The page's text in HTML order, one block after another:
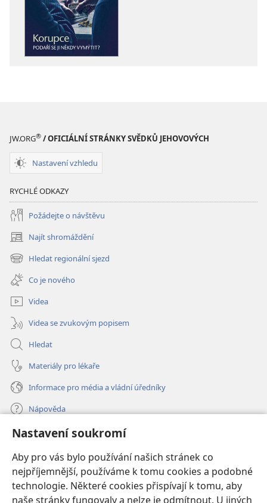
Nastavení soukromí
Aby pro vás bylo používání našich stránek co
nejpříjemnější, používáme k tomu cookies a podobné
technologie. Některé cookies přispívají k tomu, aby
naše stránky fungovaly a nelze je odmítnout. U jiných
JW.ORG® / OFICIÁLNÍ STRÁNKY SVĚDKŮ JEHOVOVÝCH
Nastavení vzhledu
RYCHLÉ ODKAZY
Požádejte o návštěvu
Najít shromáždění
(otevřeno
nové
okno)
Hledat regionální sjezd
(otevřeno
nové
okno)
Co je nového
Videa
Videa se zvukovým popisem
Hledat
Materiály pro lékaře
Informace pro média a vládní úředníky
Nápověda
Dary
nové
okno) ONLINE KNIHOVNA Strážné věže
(otevřeno
nové
okno)JW Hub®